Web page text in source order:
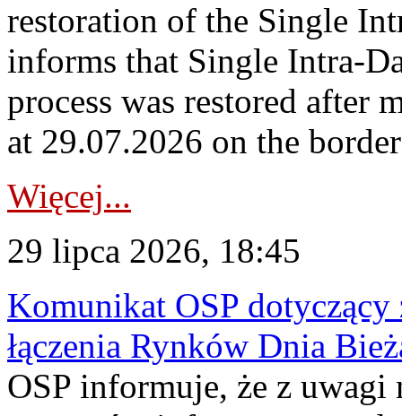
restoration of the Single
informs that Single Intra-
process was restored after
at 29.07.2026 on the
Więcej...
29 lipca 2026, 18:45
Komunikat OSP dotyczący
łączenia Rynków Dnia
OSP informuje, że z uwagi